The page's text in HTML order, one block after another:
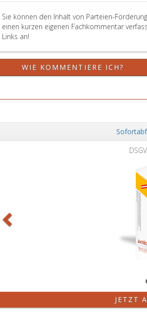
Sie können den Inhalt von Parteien-
einen kurzen eigenen Fachkommentar
Links an!
WIE KOMMENTIERE ICH?
JETZT